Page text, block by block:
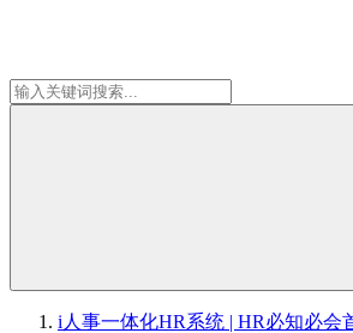
i人事一体化HR系统 | HR必知必会